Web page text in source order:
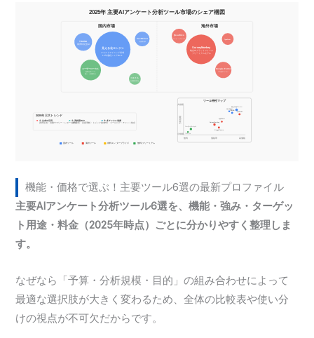
機能・価格で選ぶ！主要ツール6選の最新プロファイル
主要AIアンケート分析ツール6選を、機能・強み・ターゲッ
ト用途・料金（2025年時点）ごとに分かりやすく整理しま
す。
なぜなら「予算・分析規模・目的」の組み合わせによって
最適な選択肢が大きく変わるため、全体の比較表や使い分
けの視点が不可欠だからです。